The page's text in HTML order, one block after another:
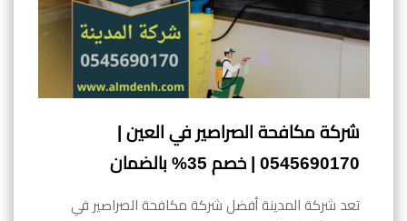
شركة مكافحة الصراصير في العين |
0545690170 | خصم 35% بالضمان
تعد شركة المدينة أفضل شركة مكافحة الصراصير في